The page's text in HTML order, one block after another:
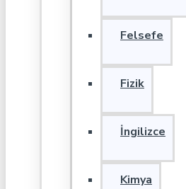
Felsefe
Fizik
İngilizce
Kimya